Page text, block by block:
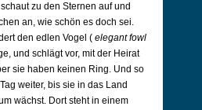
zu den Sternen auf und
an, wie schön es doch sei.
den edlen Vogel ( elegant fowl
und schlägt vor, mit der Heirat
sie haben keinen Ring. Und so
weiter, bis sie in das Land
wächst. Dort steht in einem